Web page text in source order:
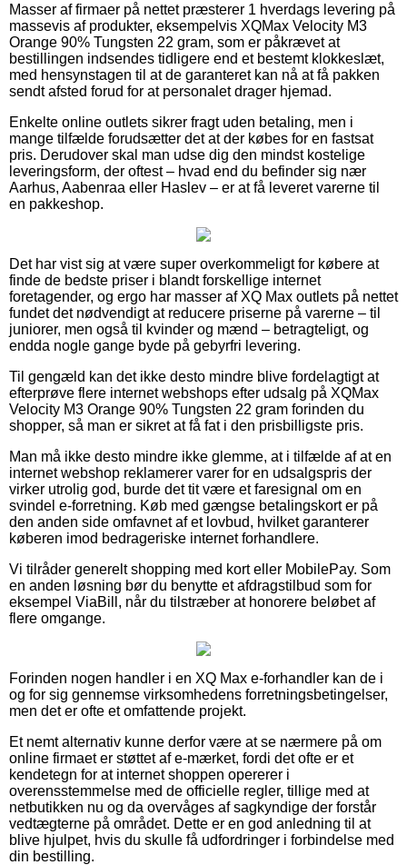
Masser af firmaer på nettet præsterer 1 hverdags levering på
massevis af produkter, eksempelvis XQMax Velocity M3
Orange 90% Tungsten 22 gram, som er påkrævet at
bestillingen indsendes tidligere end et bestemt klokkeslæt,
med hensynstagen til at de garanteret kan nå at få pakken
sendt afsted forud for at personalet drager hjemad.
Enkelte online outlets sikrer fragt uden betaling, men i
mange tilfælde forudsætter det at der købes for en fastsat
pris. Derudover skal man udse dig den mindst kostelige
leveringsform, der oftest – hvad end du befinder sig nær
Aarhus, Aabenraa eller Haslev – er at få leveret varerne til
en pakkeshop.
Det har vist sig at være super overkommeligt for købere at
finde de bedste priser i blandt forskellige internet
foretagender, og ergo har masser af XQ Max outlets på nettet
fundet det nødvendigt at reducere priserne på varerne – til
juniorer, men også til kvinder og mænd – betragteligt, og
endda nogle gange byde på gebyrfri levering.
Til gengæld kan det ikke desto mindre blive fordelagtigt at
efterprøve flere internet webshops efter udsalg på XQMax
Velocity M3 Orange 90% Tungsten 22 gram forinden du
shopper, så man er sikret at få fat i den prisbilligste pris.
Man må ikke desto mindre ikke glemme, at i tilfælde af at en
internet webshop reklamerer varer for en udsalgspris der
virker utrolig god, burde det tit være et faresignal om en
svindel e-forretning. Køb med gængse betalingskort er på
den anden side omfavnet af et lovbud, hvilket garanterer
køberen imod bedrageriske internet forhandlere.
Vi tilråder generelt shopping med kort eller MobilePay. Som
en anden løsning bør du benytte et afdragstilbud som for
eksempel ViaBill, når du tilstræber at honorere beløbet af
flere omgange.
Forinden nogen handler i en XQ Max e-forhandler kan de i
og for sig gennemse virksomhedens forretningsbetingelser,
men det er ofte et omfattende projekt.
Et nemt alternativ kunne derfor være at se nærmere på om
online firmaet er støttet af e-mærket, fordi det ofte er et
kendetegn for at internet shoppen opererer i
overensstemmelse med de officielle regler, tillige med at
netbutikken nu og da overvåges af sagkyndige der forstår
vedtægterne på området. Dette er en god anledning til at
blive hjulpet, hvis du skulle få udfordringer i forbindelse med
din bestilling.